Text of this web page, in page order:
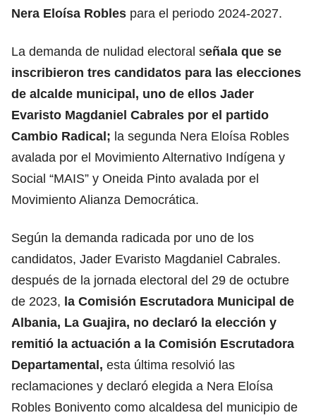
Nera Eloísa Robles para el periodo 2024-2027.
La demanda de nulidad electoral señala que se
inscribieron tres candidatos para las elecciones
de alcalde municipal, uno de ellos Jader
Evaristo Magdaniel Cabrales por el partido
Cambio Radical; la segunda Nera Eloísa Robles
avalada por el Movimiento Alternativo Indígena y
Social “MAIS” y Oneida Pinto avalada por el
Movimiento Alianza Democrática.
Según la demanda radicada por uno de los
candidatos, Jader Evaristo Magdaniel Cabrales.
después de la jornada electoral del 29 de octubre
de 2023, la Comisión Escrutadora Municipal de
Albania, La Guajira, no declaró la elección y
remitió la actuación a la Comisión Escrutadora
Departamental, esta última resolvió las
reclamaciones y declaró elegida a Nera Eloísa
Robles Bonivento como alcaldesa del municipio de